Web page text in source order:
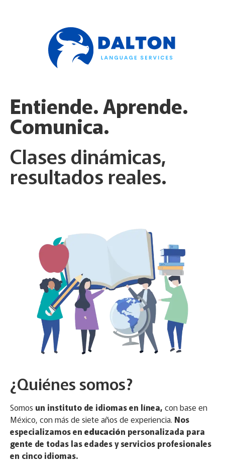
Entiende. Aprende.
Comunica.
Clases dinámicas,
resultados reales.
¿Quiénes somos?
Somos un instituto de idiomas en línea, con base en
México, con más de siete años de experiencia. Nos
especializamos en educación personalizada para
gente de todas las edades y servicios profesionales
en cinco idiomas.